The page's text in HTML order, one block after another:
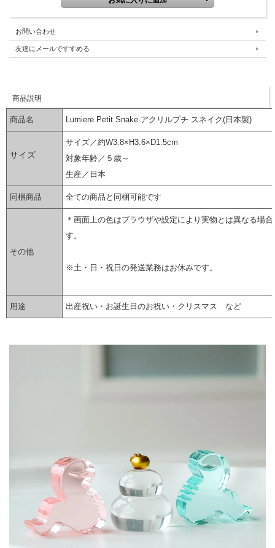
お問い合わせ
友達にメールですすめる
商品説明
商品名 Lumiere Petit Snake アクリルプチ スネイク(日本製)
サイズ
サイズ／約W3.8×H3.6×D1.5cm
対象年齢／５歳～
生産／日本
同梱商品 全ての商品と同梱可能です
その他
＊画面上の色はブラウザや設定により実物とは異なる場
す。
※土・日・祝日の発送業務はお休みです。
用途 出産祝い・お誕生日のお祝い・クリスマス など